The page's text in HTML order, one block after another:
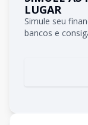
LUGAR
Simule seu
bancos e